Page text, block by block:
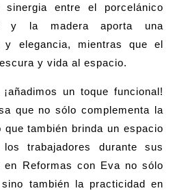
sinergia entre el porcelánico
y la madera aporta una
y elegancia, mientras que el
y vida al espacio.
un toque funcional!
que no sólo complementa la
también brinda un espacio
trabajadores durante sus
en Reformas con Eva no sólo
también la practicidad en